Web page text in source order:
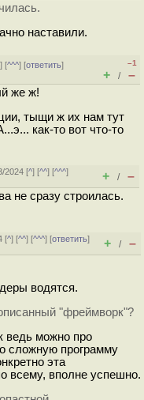
наставили.
] [^^^] [ответить]
–1
+ / –
же ж!
тыщи ж их нам тут
как-то вот что-то
2024 [^] [^^] [^^^]
+ / –
не сразу строилась.
[^] [^^] [^^^] [ответить]
+ / –
водятся.
"фреймворк"?
ведь можно про
сложную программу
эта
всему, вполне успешно.